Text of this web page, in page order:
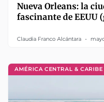
Nueva Orleans: la
fascinante de EEUU
Claudia Franco Alcántara
AMÉRICA CENTRAL & CARIBE